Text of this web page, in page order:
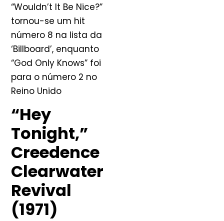
“Wouldn’t It Be Nice?”
tornou-se um hit
número 8 na lista da
‘Billboard’, enquanto
“God Only Knows” foi
para o número 2 no
Reino Unido
“Hey
Tonight,”
Creedence
Clearwater
Revival
(1971)